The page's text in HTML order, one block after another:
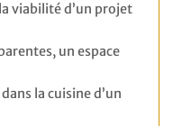
viabilité d’un projet
un espace
la cuisine d’un